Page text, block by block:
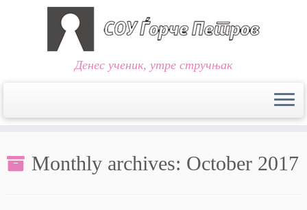
content
Денес ученик, утре стручњак
Monthly archives: October 2017